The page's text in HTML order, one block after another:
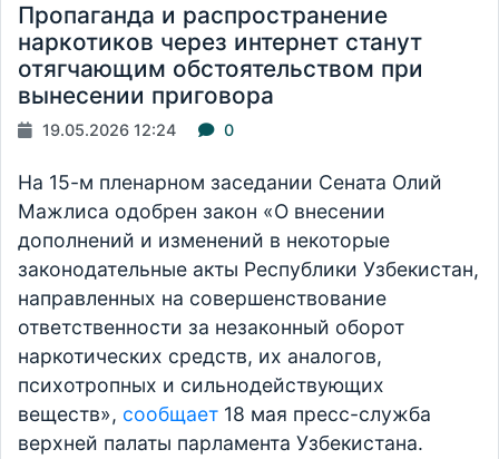
Пропаганда и распространение
наркотиков через интернет станут
отягчающим обстоятельством при
вынесении приговора
19.05.2026 12:24 0
На 15-м пленарном заседании Сената Олий
Мажлиса одобрен закон «О внесении
дополнений и изменений в некоторые
законодательные акты Республики Узбекистан,
направленных на совершенствование
ответственности за незаконный оборот
наркотических средств, их аналогов,
психотропных и сильнодействующих
веществ», сообщает 18 мая пресс-служба
верхней палаты парламента Узбекистана.